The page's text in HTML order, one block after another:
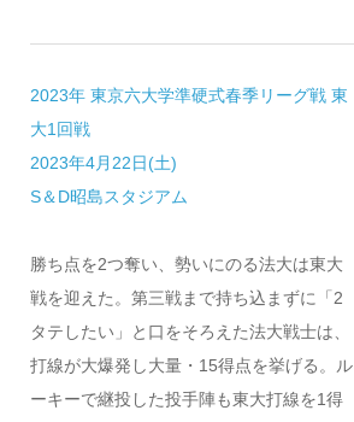
2023年 東京六大学準硬式春季リーグ戦 東
大1回戦
2023年4月22日(土)
S＆D昭島スタジアム
勝ち点を2つ奪い、勢いにのる法大は東大
戦を迎えた。第三戦まで持ち込まずに「2
タテしたい」と口をそろえた法大戦士は、
打線が大爆発し大量・15得点を挙げる。ル
ーキーで継投した投手陣も東大打線を1得